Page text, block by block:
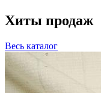
Хиты продаж
Весь каталог